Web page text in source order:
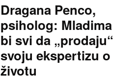
Dragana Penco,
psiholog: Mladima
bi svi da „prodaju“
svoju ekspertizu o
životu